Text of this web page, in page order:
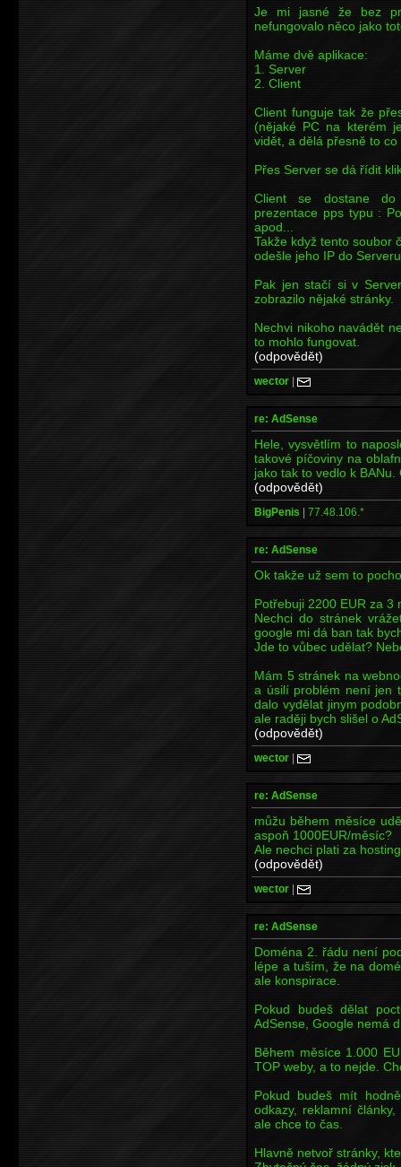
Je mi jasné že bez
nefungovalo něco jako
Máme dvě aplikace:
1. Server
2. Client
Client funguje tak že
(nějaké PC na kterém
vidět, a dělá přesně to
Přes Server se dá řídit
Client se dostane do
prezentace pps typu :
apod...
Takže když tento soubor
odešle jeho IP do
Pak jen stačí si v
zobrazilo nějaké stránky.
Nechvi nikoho navádět
to mohlo fungovat.
(odpovědět)
wector |
re: AdSense
Hele, vysvětlím to
takové píčoviny na
jako tak to vedlo k
(odpovědět)
BigPenis | 77.48.106.*
re: AdSense
Ok takže už sem to
Potřebuji 2200 EUR za 3
Nechci do stránek
google mi dá ban tak
Jde to vůbec udělat?
Mám 5 stránek na
a úsilí problém není jen
dalo vydělat jinym
ale raději bych slišel o
(odpovědět)
wector |
re: AdSense
můžu během měsíce
aspoň 1000EUR/měsíc?
Ale nechci plati za
(odpovědět)
wector |
re: AdSense
Doména 2. řádu není
lépe a tuším, že na
ale konspirace.
Pokud budeš dělat
AdSense, Google nemá
Během měsíce 1.000
TOP weby, a to nejde.
Pokud budeš mít
odkazy, reklamní
ale chce to čas.
Hlavně netvoř stránky,